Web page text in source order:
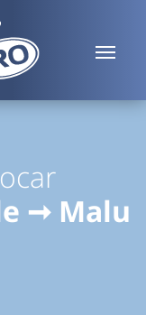
➞ Malu